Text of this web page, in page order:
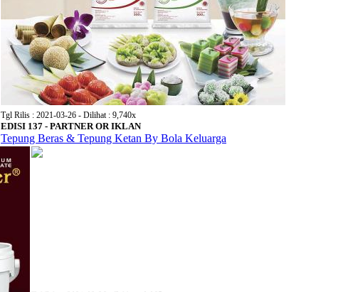
Tgl Rilis : 2021-03-26 - Dilihat : 9,740x
EDISI 137 - PARTNER OR IKLAN
Tepung Beras & Tepung Ketan By Bola Keluarga